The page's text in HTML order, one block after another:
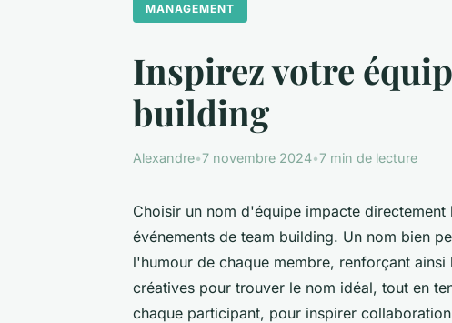
MANAGEMENT
Inspirez votre
building
Alexandre•7 novembre 2024•7 min de lecture
Choisir un nom d'équipe impacte
événements de team building. Un nom bien
l'humour de chaque membre, renforçant
créatives pour trouver le nom idéal, tout en
chaque participant, pour inspirer